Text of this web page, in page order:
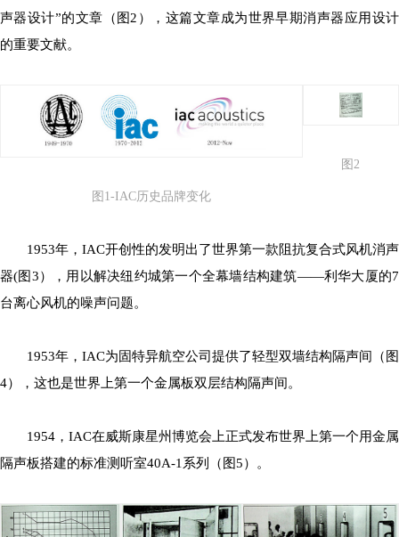
声器设计”的文章（图2），这篇文章成为世界早期消声器应用设计
的重要文献。
图1-IAC历史品牌变化
图2
1953年，IAC开创性的发明出了世界第一款阻抗复合式风机消声
器(图3），用以解决纽约城第一个全幕墙结构建筑——利华大厦的7
台离心风机的噪声问题。
1953年，IAC为固特异航空公司提供了轻型双墙结构隔声间（图
4），这也是世界上第一个金属板双层结构隔声间。
1954，IAC在威斯康星州博览会上正式发布世界上第一个用金属
隔声板搭建的标准测听室40A-1系列（图5）。